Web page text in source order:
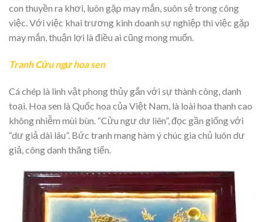
con thuyền ra khơi, luôn gặp may mắn, suôn sẻ trong công
việc. Với việc khai trương kinh doanh sự nghiệp thì việc gặp
may mắn, thuận lợi là điều ai cũng mong muốn.
Tranh Cửu ngư hoa sen
Cá chép là linh vật phong thủy gắn với sự thành công, danh
toại. Hoa sen là Quốc hoa của Việt Nam, là loài hoa thanh cao
không nhiễm mùi bùn. “Cửu ngư dư liên”, đọc gần giống với
“dư giả dài lâu”. Bức tranh mang hàm ý chúc gia chủ luôn dư
giả, công danh thăng tiến.